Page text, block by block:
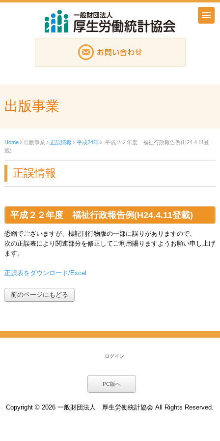
出版事業
Home 出版事業 正誤情報 平成24年 平成２２年度 福祉行政報告例(H24.4.11登
載)
正誤情報
平成２２年度 福祉行政報告例(H24.4.11登載)
恐縮でございますが、標記刊行物版の一部に誤りがありますので、
次の正誤表により関連部分を修正してご利用賜りますようお願い申し上げ
ます。
正誤表をダウンロード/Excel
前のページにもどる
ログイン
PC版へ
Copyright ©2026 一般財団法人 厚生労働統計協会 All Rights Reserved.